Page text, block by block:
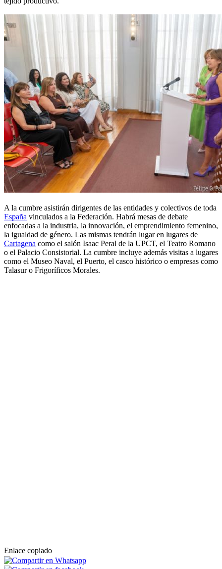
A la cumbre asistirán dirigentes de las entidades y colectivos de toda
España vinculados a la Federación. Habrá mesas de debate
enfocadas a la industria, la innovación, el emprendimiento femenino,
la igualdad de género. Las mismas tendrán lugar en lugares de
Cartagena como el salón Isaac Peral de la UPCT, el Teatro Romano
o el Palacio Consistorial. La cumbre incluye además visitas a lugares
como el Museo Naval, el Puerto, el casco histórico o empresas como
Talasur o Frigoríficos Morales.
Enlace copiado